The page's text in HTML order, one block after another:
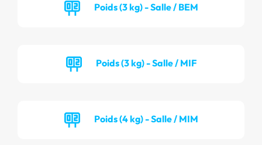
Poids (3 kg) - Salle / BEM
Poids (3 kg) - Salle / MIF
Poids (4 kg) - Salle / MIM